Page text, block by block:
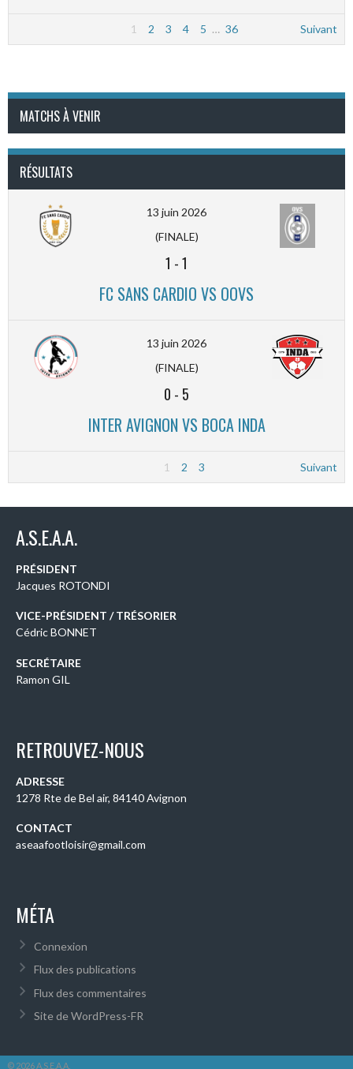
1 2 3 4 5 … 36 Suivant
MATCHS À VENIR
RÉSULTATS
13 juin 2026
(FINALE)
1 -1
FC SANS CARDIO VS OOVS
13 juin 2026
(FINALE)
0 - 5
INTER AVIGNON VS BOCA INDA
1 2 3 Suivant
A.S.E.A.A.
PRÉSIDENT
Jacques ROTONDI
VICE-PRÉSIDENT / TRÉSORIER
Cédric BONNET
SECRÉTAIRE
Ramon GIL
RETROUVEZ-NOUS
ADRESSE
1278 Rte de Bel air, 84140 Avignon
CONTACT
aseaafootloisir@gmail.com
MÉTA
Connexion
Flux des publications
Flux des commentaires
Site de WordPress-FR
© 2026 A.S.E.A.A.